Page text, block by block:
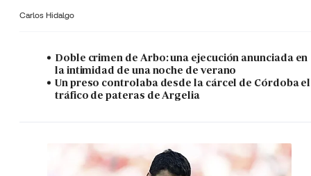
Carlos Hidalgo
Doble crimen de Arbo: una ejecución anunciada en
la intimidad de una noche de verano
Un preso controlaba desde la cárcel de Córdoba el
tráfico de pateras de Argelia